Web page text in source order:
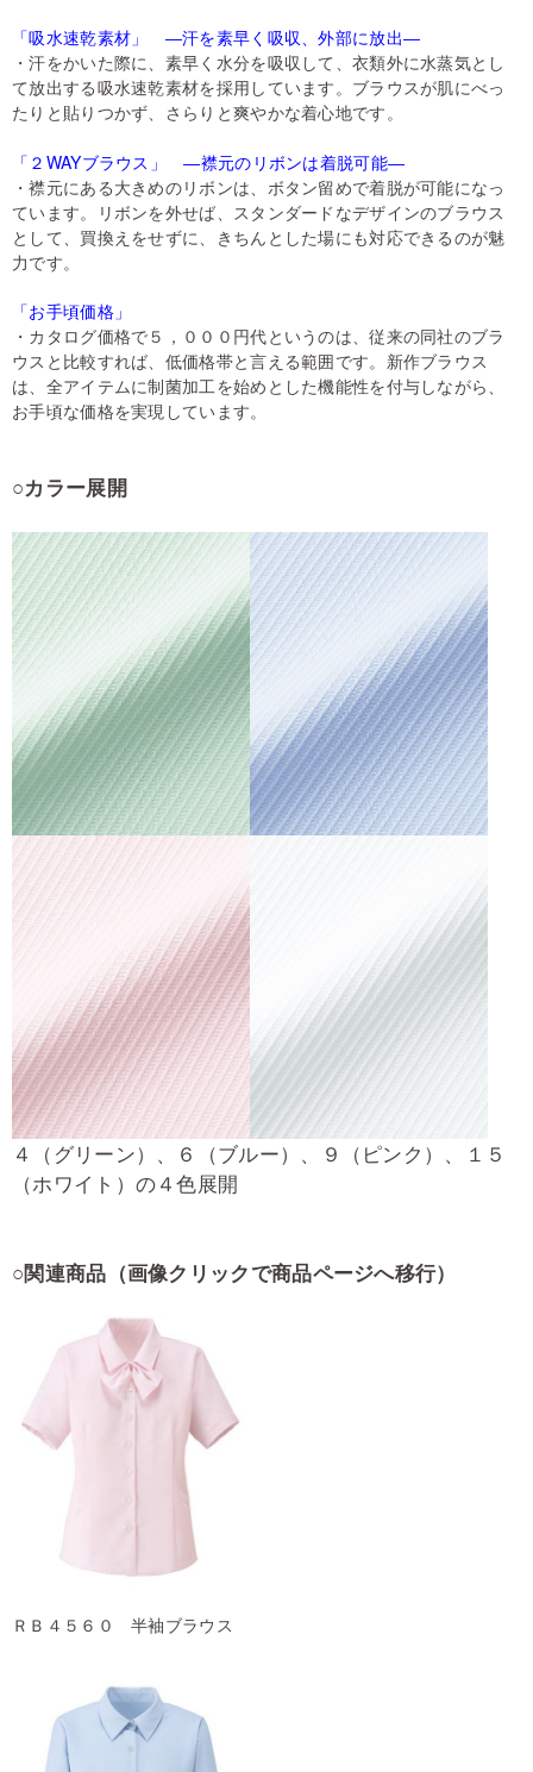
「吸水速乾素材」 ―汗を素早く吸収、外部に放出―
・汗をかいた際に、素早く水分を吸収して、衣類外に水蒸気とし
て放出する吸水速乾素材を採用しています。ブラウスが肌にべっ
たりと貼りつかず、さらりと爽やかな着心地です。
「２WAYブラウス」 ―襟元のリボンは着脱可能―
・襟元にある大きめのリボンは、ボタン留めで着脱が可能になっ
ています。リボンを外せば、スタンダードなデザインのブラウス
として、買換えをせずに、きちんとした場にも対応できるのが魅
力です。
「お手頃価格」
・カタログ価格で５，０００円代というのは、従来の同社のブラ
ウスと比較すれば、低価格帯と言える範囲です。新作ブラウス
は、全アイテムに制菌加工を始めとした機能性を付与しながら、
お手頃な価格を実現しています。
○カラー展開
４（グリーン）、６（ブルー）、９（ピンク）、１５
（ホワイト）の４色展開
○関連商品（画像クリックで商品ページへ移行）
ＲＢ４５６０ 半袖ブラウス